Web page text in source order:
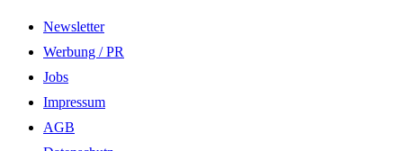
Newsletter
Werbung / PR
Jobs
Impressum
AGB